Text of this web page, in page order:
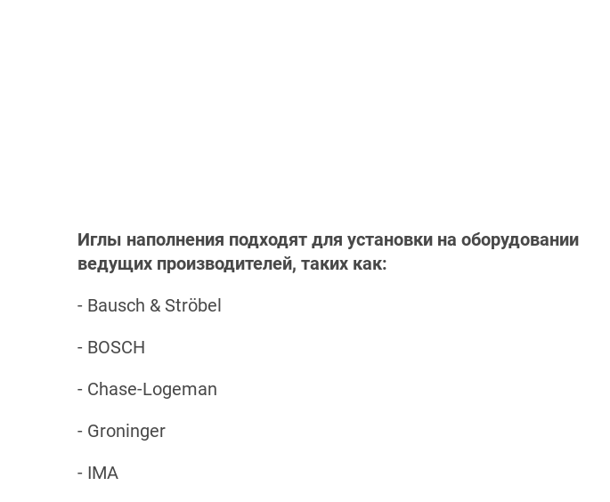
Иглы наполнения подходят для установки на оборудовании
ведущих производителей, таких как:
- Bausch & Ströbel
- BOSCH
- Chase-Logeman
- Groninger
- IMA